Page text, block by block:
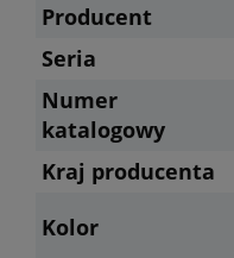
Producent
Seria
Numer
katalogowy
Kraj producenta
Kolor